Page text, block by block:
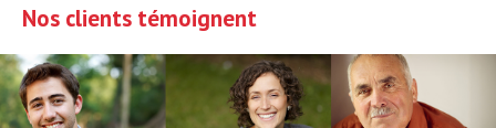
Nos clients témoignent